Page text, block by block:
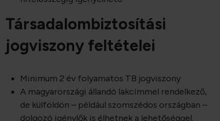
Társadalombiztosítási
jogviszony feltételei
Minimum 2 év folyamatos TB jogviszony
A magyarországi állandó lakcímmel rendelkező,
de külföldön – például szomszédos országban –
dolgozó igénylők is élhetnek a lehetőséggel.